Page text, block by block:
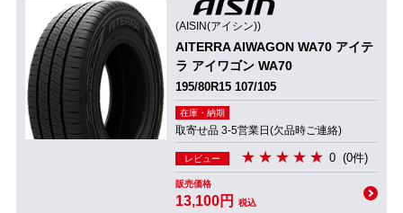
(AISIN(アイシン))
AITERRA AIWAGON WA70 アイテ
ラ アイワゴン WA70
195/80R15 107/105
在庫・納期
取寄せ品 3-5営業日(欠品時ご連絡)
レビュー 0 (0件)
販売価格
13,100円 税込